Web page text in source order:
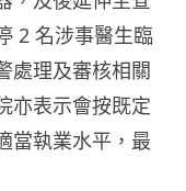
2 名涉事醫生臨
處理及審核相關
亦表示會按既定
當執業水平，最